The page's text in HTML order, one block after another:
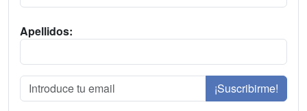
Apellidos:
¡Suscribirme!